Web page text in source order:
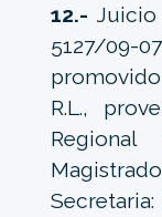
12.- Juicio
5127/09-
R.L.,